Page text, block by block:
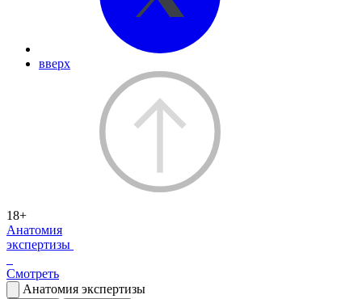
вверх
18+
Анатомия
экспертизы
Смотреть
Анатомия экспертизы